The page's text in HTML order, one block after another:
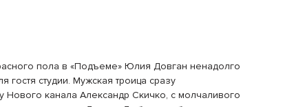
пола в «Подъеме» Юлия Довган ненадолго
студии. Мужская троица сразу
канала Александр Скичко, с молчаливого